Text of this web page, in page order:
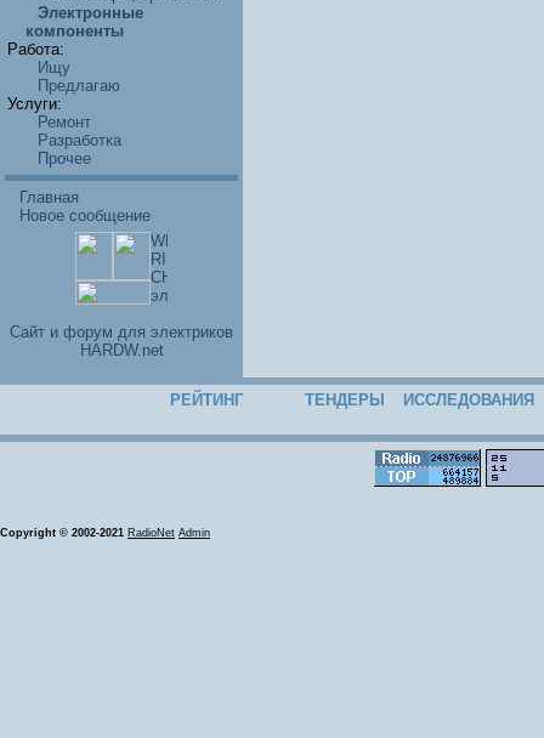
Электронные
компоненты
Работа:
Ищу
Предлагаю
Услуги:
Ремонт
Разработка
Прочее
Главная
Новое сообщение
Cайт и форум для электриков
HARDW.net
РЕЙТИНГ ТЕНДЕРЫ ИССЛЕДОВАНИЯ
Copyright © 2002-2021 RadioNet Admin